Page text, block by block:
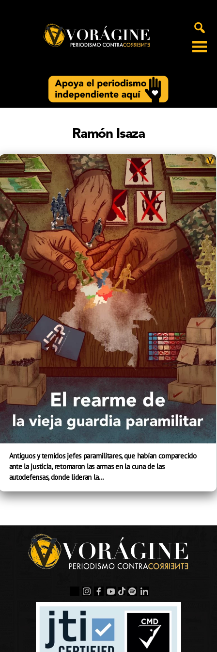
Ramón Isaza
Antiguos y temidos jefes paramilitares, que habían comparecido
ante la justicia, retomaron las armas en la cuna de las
autodefensas, donde lideran la...